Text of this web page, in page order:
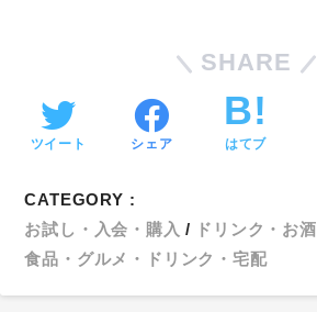
SHARE
ツイート シェア はてブ
CATEGORY :
お試し・入会・購入
ドリンク・お酒
食品・グルメ・ドリンク・宅配